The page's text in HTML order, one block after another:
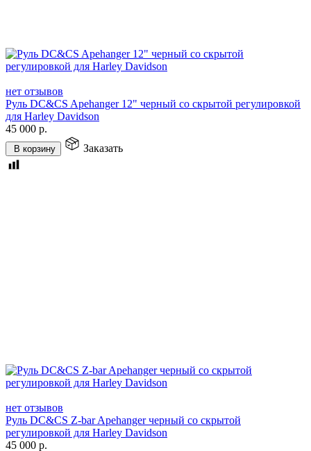
нет отзывов
Руль DC&CS Apehanger 12" черный со скрытой регулировкой
для Harley Davidson
45 000 р.
В корзину Заказать
нет отзывов
Руль DC&CS Z-bar Apehanger черный со скрытой
регулировкой для Harley Davidson
45 000 р.